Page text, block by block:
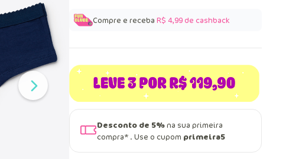
Compre e receba R$ 4,99de cashback
Desconto de 5%na sua primeira
compra* . Use o cupom primeira5